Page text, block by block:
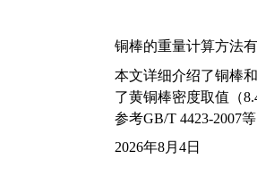
铜棒的重量计算方法
本文详细介绍了铜棒
了黄铜棒密度取值（
参考GB/T 4423-2007
2026年8月4日